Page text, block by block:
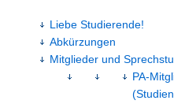
Liebe Studierende!
Abkürzungen
Mitglieder und
PA-